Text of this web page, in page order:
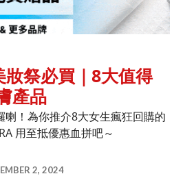
祭必買｜8大值得
產品
喇！為你推介8大女生瘋狂回購的
用至抵優惠血拼吧～
9.9美妝祭必買｜8大值得回購
2, 2024